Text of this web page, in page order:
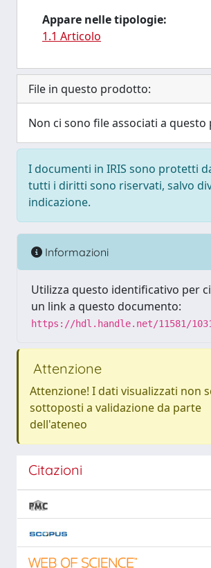
Appare nelle tipologie:
1.1 Articolo
File in questo prodotto:
Non ci sono file associati a
I documenti in IRIS sono protetti
tutti i diritti sono riservati, salvo
indicazione.
Informazioni
Utilizza questo identificativo per
un link a questo documento:
https://hdl.handle.net/11581/
Attenzione
Attenzione! I dati visualizzati non
sottoposti a validazione da parte
dell'ateneo
Citazioni